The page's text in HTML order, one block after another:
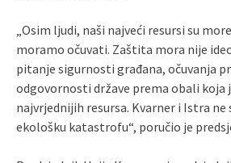
„Osim ljudi, naši najveći resursi su
moramo očuvati. Zaštita mora nije
pitanje sigurnosti građana, očuvanja
odgovornosti države prema obali koja
najvrjednijih resursa. Kvarner i Istra ne
ekološku katastrofu“, poručio je